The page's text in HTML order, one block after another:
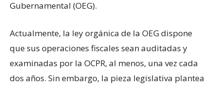
Gubernamental (OEG).
Actualmente, la ley orgánica de la OEG dispone
que sus operaciones fiscales sean auditadas y
examinadas por la OCPR, al menos, una vez cada
dos años. Sin embargo, la pieza legislativa plantea